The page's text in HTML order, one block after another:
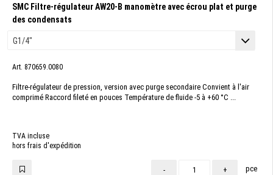
SMC Filtre-régulateur AW20-B manomètre avec écrou plat et purge
des condensats
Art. 870659.0080
Filtre-régulateur de pression, version avec purge secondaire Convient à l'air
comprimé Raccord fileté en pouces Température de fluide -5 à +60 °C ...
TVA incluse
hors frais d'expédition
- + pce